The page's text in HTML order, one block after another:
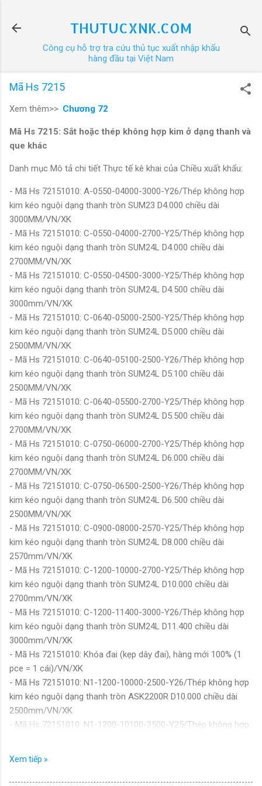
THUTUCXNK.COM
Công cụ hỗ trợ tra cứu thủ tục xuất nhập khẩu
hàng đầu tại Việt Nam
Mã Hs 7215
Xem thêm>> Chương 72
Mã Hs 7215: Sắt hoặc thép không hợp kim ở dạng thanh và
que khác
Danh mục Mô tả chi tiết Thực tế kê khai của Chiều xuất khẩu:
- Mã Hs 72151010: A-0550-04000-3000-Y26/Thép không hợp
kim kéo nguội dạng thanh tròn SUM23 D4.000 chiều dài
3000MM/VN/XK
- Mã Hs 72151010: C-0550-04000-2700-Y25/Thép không hợp
kim kéo nguội dạng thanh tròn SUM24L D4.000 chiều dài
2700MM/VN/XK
- Mã Hs 72151010: C-0550-04500-3000-Y25/Thép không hợp
kim kéo nguội dạng thanh tròn SUM24L D4.500 chiều dài
3000mm/VN/XK
- Mã Hs 72151010: C-0640-05000-2500-Y25/Thép không hợp
kim kéo nguội dạng thanh tròn SUM24L D5.000 chiều dài
2500MM/VN/XK
- Mã Hs 72151010: C-0640-05100-2500-Y26/Thép không hợp
kim kéo nguội dạng thanh tròn SUM24L D5.100 chiều dài
2500MM/VN/XK
- Mã Hs 72151010: C-0640-05500-2700-Y25/Thép không hợp
kim kéo nguội dạng thanh tròn SUM24L D5.500 chiều dài
2700MM/VN/XK
- Mã Hs 72151010: C-0750-06000-2700-Y25/Thép không hợp
kim kéo nguội dạng thanh tròn SUM24L D6.000 chiều dài
2700MM/VN/XK
- Mã Hs 72151010: C-0750-06500-2500-Y26/Thép không hợp
kim kéo nguội dạng thanh tròn SUM24L D6.500 chiều dài
2500MM/VN/XK
- Mã Hs 72151010: C-0900-08000-2570-Y25/Thép không hợp
kim kéo nguội dạng thanh tròn SUM24L D8.000 chiều dài
2570mm/VN/XK
- Mã Hs 72151010: C-1200-10000-2700-Y25/Thép không hợp
kim kéo nguội dạng thanh tròn SUM24L D10.000 chiều dài
2700mm/VN/XK
- Mã Hs 72151010: C-1200-11400-3000-Y26/Thép không hợp
kim kéo nguội dạng thanh tròn SUM24L D11.400 chiều dài
3000mm/VN/XK
- Mã Hs 72151010: Khóa đai (kẹp dây đai), hàng mới 100% (1
pce = 1 cái)/VN/XK
- Mã Hs 72151010: N1-1200-10000-2500-Y26/Thép không hợp
kim kéo nguội dạng thanh tròn ASK2200R D10.000 chiều dài
2500mm/VN/XK
- Mã Hs 72151010: N1-1200-10100-2500-Y25/Thép không hợp
- Mã Hs 72151010: SAE-SP4/Thép không hợp kim dễ cắt gọt
dạng thanh tròn, được gia công kết thúc nguội, dùng trong
Xem tiếp »